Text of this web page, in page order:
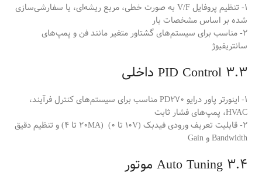
1- تنظیم پروفایل V/F به صورت خطی، مربع ریشه‌ای، یا سفارشی‌سازی
شده بر اساس مشخصات بار
2- مناسب برای سیستم‌های گشتاور متغیر مانند فن و پمپ‌های
سانتریفیوژ
3.3 PID Control داخلی
1- اینورتر پاور درایو PD270 مناسب برای سیستم‌های کنترل فرآیند،
HVAC، پمپ‌های فشار ثابت
2- قابلیت تعریف ورودی فیدبک (10V تا 0) (20MA تا 4) و تنظیم دقیق
Bandwidth و Gain
3.4 Auto Tuning موتور